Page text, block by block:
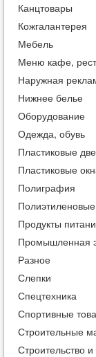
Канцтовары
Кожгалантерея
Мебель
Меню кафе,
Наружная
Нижнее белье
Оборудование
Одежда, обувь
Пластиковые
Пластиковые
Полиграфия
Продукты
Промышленная
Разное
Слепки
Спецтехника
Спортивные
Строительные
Строительство